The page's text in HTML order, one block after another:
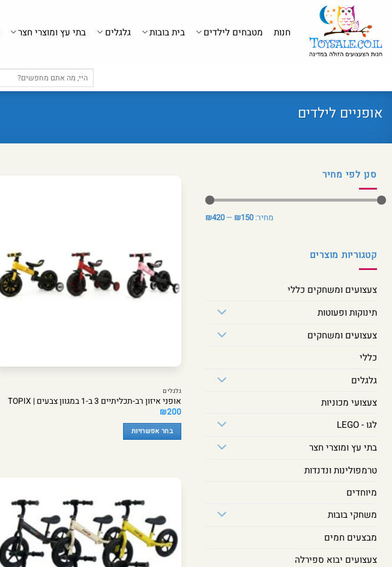
חנות
מטבחים לילדים בית בובות גלגלים בתי עץ ומוצרי חצר
עבור:
אופניים לילדים
סנן לפי מחיר
מחיר:₪150
—
₪420
קטגוריות מוצרים
צעצועים ומשחקים כללי
תינוקות ופעוטות
צעצועים ומשחקים
כללי
גלגלים
צעצועי מכוניות
לגו - LEGO
בתי עץ ומוצרי חצר
טרמפולינות ונדנדות
מיוחדים
משחקי בובות
מבצעים חמים
צעצועים יבוא ספירלה
גלגלים
אופני איזון רב-תכליתיים 3 ב-1 במגוון צבעים | TOPIX
₪200
בחר אפשרויות
לבחור
את
האפשרויות
בעמוד